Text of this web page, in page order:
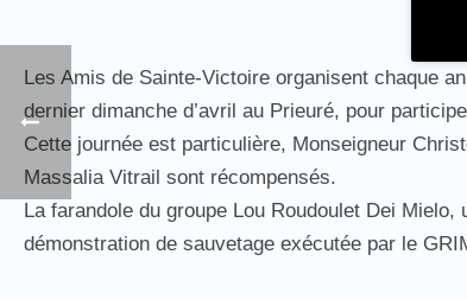
Les Amis de Sainte-Victoire organisent chaque
dernier dimanche d’avril au Prieuré, pour
Cette journée est particulière, Monseigneur
Massalia Vitrail sont récompensés.
La farandole du groupe Lou Roudoulet Dei
démonstration de sauvetage exécutée par le